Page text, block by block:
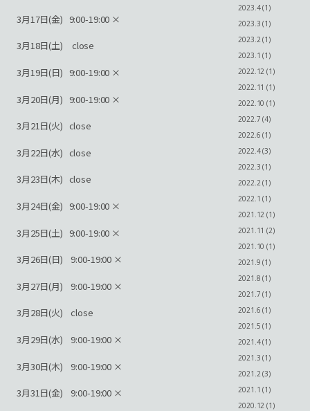
3月17日(金) 9:00-19:00 ×
3月18日(土) close
3月19日(日) 9:00-19:00 ×
3月20日(月) 9:00-19:00 ×
3月21日(火) close
3月22日(水) close
3月23日(木) close
3月24日(金) 9:00-19:00 ×
3月25日(土) 9:00-19:00 ×
3月26日(日) 9:00-19:00 ×
3月27日(月) 9:00-19:00 ×
3月28日(火) close
3月29日(水) 9:00-19:00 ×
3月30日(木) 9:00-19:00 ×
3月31日(金) 9:00-19:00 ×
2023.4 (1)
2023.3 (1)
2023.2 (1)
2023.1 (1)
2022.12 (1)
2022.11 (1)
2022.10 (1)
2022.7 (4)
2022.6 (1)
2022.4 (3)
2022.3 (1)
2022.2 (1)
2022.1 (1)
2021.12 (1)
2021.11 (2)
2021.10 (1)
2021.9 (1)
2021.8 (1)
2021.7 (1)
2021.6 (1)
2021.5 (1)
2021.4 (1)
2021.3 (1)
2021.2 (3)
2021.1 (1)
2020.12 (1)